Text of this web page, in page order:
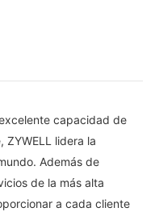
capacidad de
lidera la
Además de
de la más alta
a cada cliente